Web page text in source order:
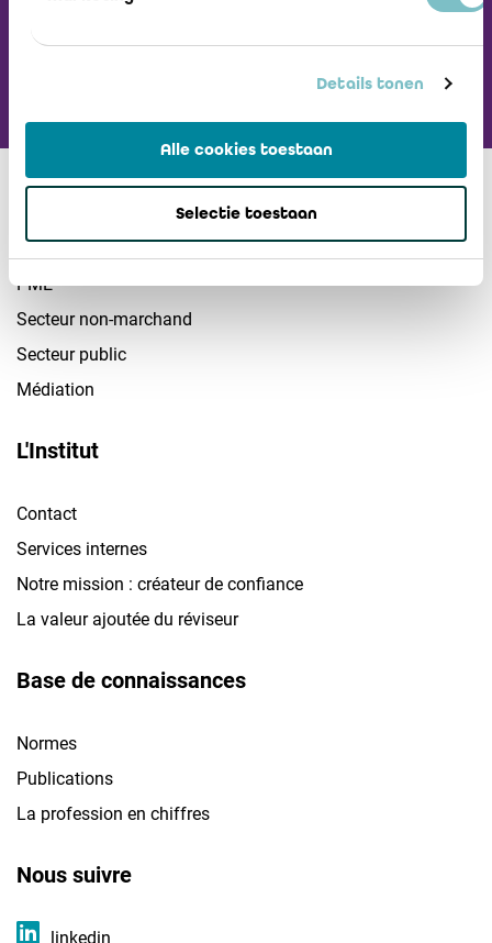
Details tonen
Alle cookies toestaan
Selectie toestaan
Secteurs
Sociétés
PME
Secteur non-marchand
Secteur public
Médiation
L'Institut
Contact
Services internes
Notre mission : créateur de confiance
La valeur ajoutée du réviseur
Base de connaissances
Normes
Publications
La profession en chiffres
Nous suivre
linkedin